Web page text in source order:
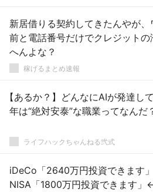
新居借りる契約してきたんやが、
前と電話番号だけでクレジットの
へんよな？
稼げるまとめ速報
【あるか？】どんなにAIが発達し
年は“絶対安泰”な職業ってなんだ
ライフハックちゃんねる弐式
iDeCo「2640万円投資できます」
NISA「1800万円投資できます」